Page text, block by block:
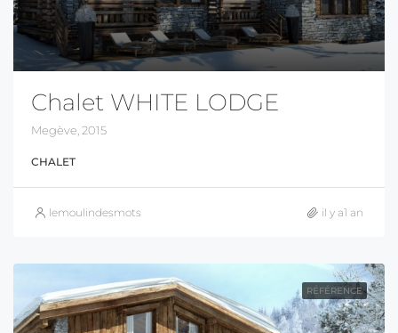
Chalet WHITE LODGE
Megève, 2015
CHALET
lemoulindesmots il y a1 an
RÉFÉRENCE